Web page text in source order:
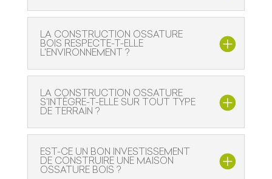
LA CONSTRUCTION OSSATURE
BOIS RESPECTE-T-ELLE
L'ENVIRONNEMENT ?
LA CONSTRUCTION OSSATURE
S'INTÈGRE-T-ELLE SUR TOUT TYPE
DE TERRAIN ?
EST-CE UN BON INVESTISSEMENT
DE CONSTRUIRE UNE MAISON
OSSATURE BOIS ?